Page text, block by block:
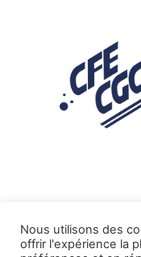
Mentions
Nous utilisons des
offrir l'expérience la